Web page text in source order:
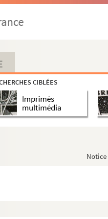
CIBLÉES
Imprimés
multimédia
Notice
en Numidie